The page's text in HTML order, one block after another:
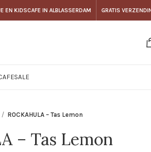
EN KIDSCAFE IN ALBLASSERDAM GRATIS
SALE
ROCKAHULA – Tas Lemon
– Tas Lemon